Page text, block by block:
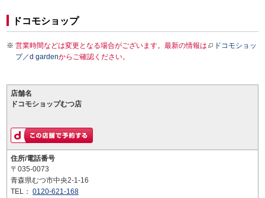
ドコモショップ
営業時間などは変更となる場合がございます。最新の情報は
ドコモショッ
プ／d gardenからご確認ください。
店舗名
ドコモショップむつ店
住所/電話番号
〒035-0073
青森県むつ市中央2-1-16
TEL： 0120-621-168